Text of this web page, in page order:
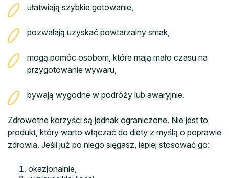
ułatwiają szybkie gotowanie,
pozwalają uzyskać powtarzalny smak,
mogą pomóc osobom, które mają mało czasu na
przygotowanie wywaru,
bywają wygodne w podróży lub awaryjnie.
Zdrowotne korzyści są jednak ograniczone. Nie jest to
produkt, który warto włączać do diety z myślą o poprawie
zdrowia. Jeśli już po niego sięgasz, lepiej stosować go:
okazjonalnie,